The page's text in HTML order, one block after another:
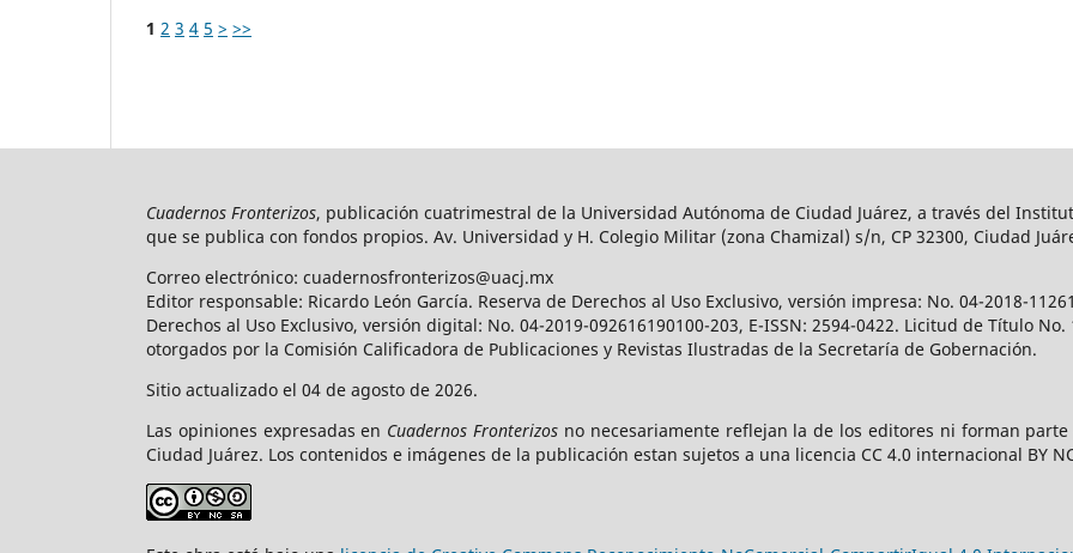
1 2 3 4 5 > >>
Cuadernos Fronterizos, publicación cuatrimestral de la Universidad Autónoma de Ciudad Juárez, a través del
que se publica con fondos propios. Av. Universidad y H. Colegio Militar (zona Chamizal) s/n, CP 32300, Ciudad
Correo electrónico: cuadernosfronterizos@uacj.mx
Editor responsable: Ricardo León García. Reserva de Derechos al Uso Exclusivo, versión impresa: No. 04-2018-
Derechos al Uso Exclusivo, versión digital: No. 04-2019-092616190100-203, E-ISSN: 2594-0422. Licitud de Título
otorgados por la Comisión Calificadora de Publicaciones y Revistas Ilustradas de la Secretaría de Gobernación.
Sitio actualizado el 04 de agosto de 2026.
Las opiniones expresadas en Cuadernos Fronterizos no necesariamente reflejan la de los editores ni forman
Ciudad Juárez. Los contenidos e imágenes de la publicación estan sujetos a una licencia CC 4.0 internacional BY